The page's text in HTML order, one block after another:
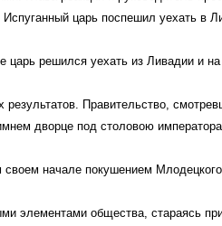
царь поспешил уехать
решился уехать из Ливадии и
Правительство,
дворце под столовою
начале покушением Млодецкого.
элементами общества, стараясь